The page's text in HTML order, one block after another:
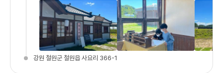
강원 철원군 철원읍 사요리 366-1